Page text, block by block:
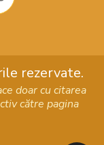
rezervate.
doar cu citarea
către pagina